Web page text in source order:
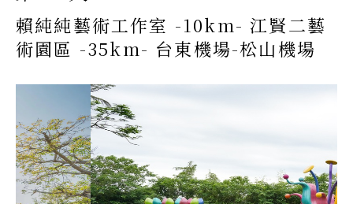
賴純純藝術工作室 -10km- 江賢二藝
術園區 -35km- 台東機場-松山機場